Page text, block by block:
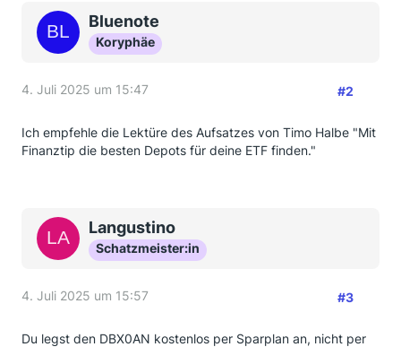
Bluenote
Koryphäe
4. Juli 2025 um 15:47 #2
Ich empfehle die Lektüre des Aufsatzes von Timo Halbe "Mit
Finanztip die besten Depots für deine ETF finden."
Langustino
Schatzmeister:in
4. Juli 2025 um 15:57 #3
Du legst den DBX0AN kostenlos per Sparplan an, nicht per